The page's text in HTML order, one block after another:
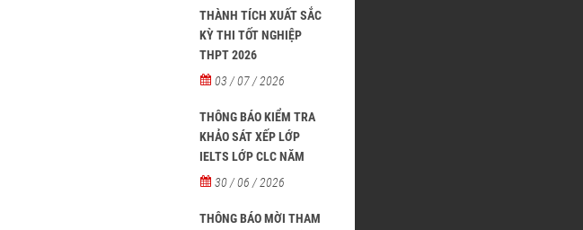
ngoài học tại các trường
từ năm học 2026-2027
THÀNH TÍCH XUẤT SẮC
KỲ THI TỐT NGHIỆP
THPT 2026
03 / 07 / 2026
THÔNG BÁO KIỂM TRA
KHẢO SÁT XẾP LỚP
IELTS LỚP CLC NĂM
HỌC 2026 - 2027
30 / 06 / 2026
THÔNG BÁO MỜI THAM